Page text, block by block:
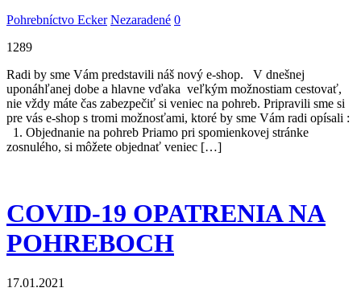
Pohrebníctvo Ecker Nezaradené 0
1289
Radi by sme Vám predstavili náš nový e-shop. V dnešnej
uponáhľanej dobe a hlavne vďaka veľkým možnostiam cestovať,
nie vždy máte čas zabezpečiť si veniec na pohreb. Pripravili sme si
pre vás e-shop s tromi možnosťami, ktoré by sme Vám radi opísali :
1. Objednanie na pohreb Priamo pri spomienkovej stránke
zosnulého, si môžete objednať veniec […]
COVID-19 OPATRENIA NA
POHREBOCH
17.01.2021